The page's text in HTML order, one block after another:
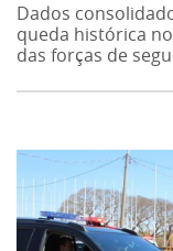
Dados
queda histórica
das forças de